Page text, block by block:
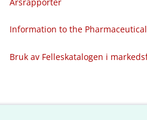
Information to the
Bruk av Felleskatalogen i